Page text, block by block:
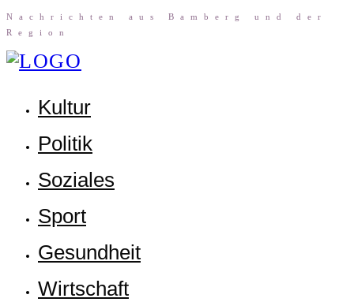
Nach­rich­ten aus Bam­berg und der
Region
Kul­tur
Poli­tik
Sozia­les
Sport
Gesund­heit
Wirt­schaft